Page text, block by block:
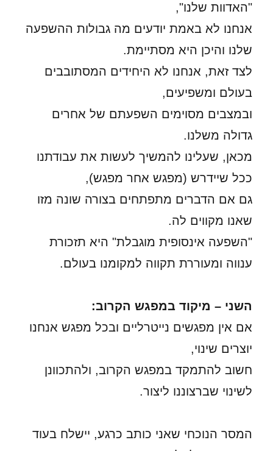
"האדוות שלנו",
אנחנו לא באמת יודעים מה גבולות ההשפעה
שלנו והיכן היא מסתיימת.
לצד זאת, אנחנו לא היחידים המסתובבים
בעולם ומשפיעים,
ובמצבים מסוימים השפעתם של אחרים
גדולה משלנו.
מכאן, שעלינו להמשיך לעשות את עבודתנו
ככל שיידרש (מפגש אחר מפגש),
גם אם הדברים מתפתחים בצורה שונה מזו
שאנו מקווים לה.
"השפעה אינסופית מוגבלת" היא תזכורת
ענווה ומעוררת תקווה למקומנו בעולם.
השני – מיקוד במפגש הקרוב:
אם אין מפגשים נייטרליים ובכל מפגש אנחנו
יוצרים שינוי,
חשוב להתמקד במפגש הקרוב, ולהתכוונן
לשינוי שברצוננו ליצור.
המסר הנוכחי שאני כותב כרגע, יישלח בעוד